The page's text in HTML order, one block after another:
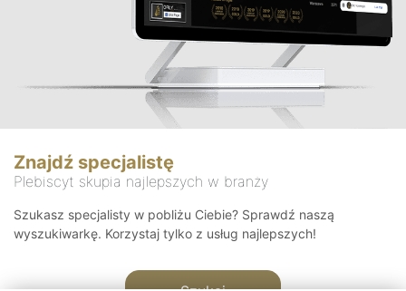
Znajdź specjalistę
Plebiscyt skupia najlepszych w branży
Szukasz specjalisty w pobliżu Ciebie? Sprawdź naszą
wyszukiwarkę. Korzystaj tylko z usług najlepszych!